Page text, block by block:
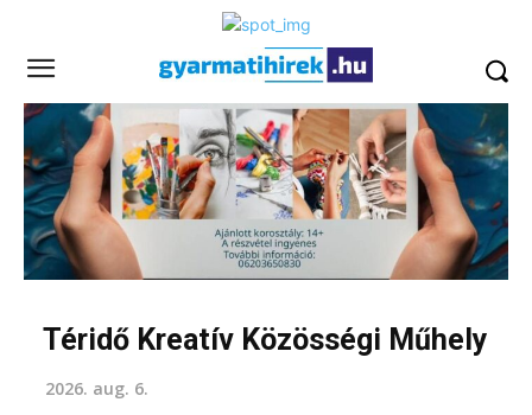
Téridő Kreatív Közösségi Műhely
2026. aug. 6.